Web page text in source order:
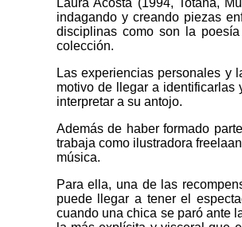
Laura Acosta (1994, Totana,
indagando y creando piezas
disciplinas como son la
colección.
Las experiencias personales y
motivo de llegar a identificarlas
interpretar a su antojo.
Además de haber formado
trabaja como ilustradora
música.
Para ella, una de las
puede llegar a tener el
cuando una chica se paró ante